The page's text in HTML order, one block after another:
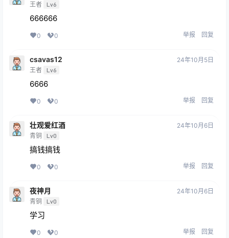
王者 Lv6
666666
0 0 举报 回复
csavas12
王者 Lv6
24年10月5日
6666
0 0 举报 回复
壮观爱红酒
青铜 Lv0
24年10月6日
搞钱搞钱
0 0 举报 回复
夜神月
青铜 Lv0
24年10月6日
学习
0 0 举报 回复